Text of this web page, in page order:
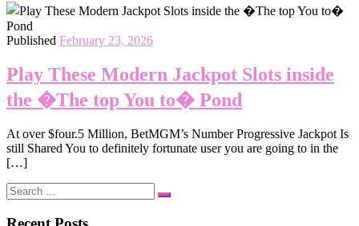
Published February 23, 2026
Play These Modern Jackpot Slots inside
the �The top You to� Pond
At over $four.5 Million, BetMGM’s Number Progressive Jackpot Is
still Shared You to definitely fortunate user you are going to in the
[…]
Search
Search